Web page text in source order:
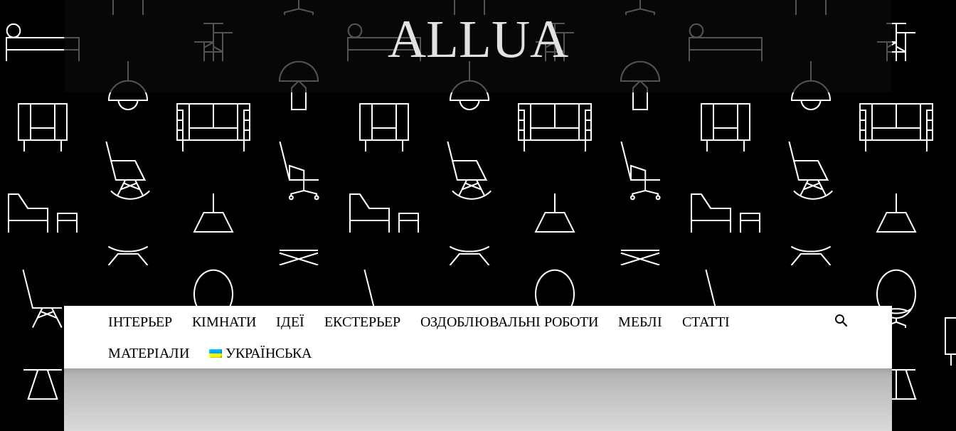
ALLUA
ІНТЕРЬЕР КІМНАТИ ІДЕЇ ЕКСТЕРЬЕР ОЗДОБЛЮВАЛЬНІ РОБОТИ МЕБЛІ
СТАТТІ
МАТЕРІАЛИ
УКРАЇНСЬКА